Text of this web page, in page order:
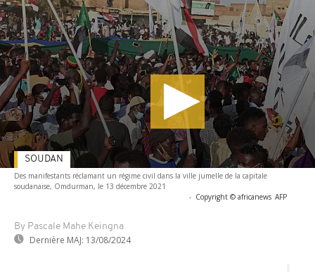
Des manifestants réclamant un régime civil dans la ville jumelle de la capitale
soudanaise, Omdurman, le 13 décembre 2021
- Copyright © africanews AFP
By Pascale Mahe Keingna
Dernière MAJ: 13/08/2024
SOUDAN